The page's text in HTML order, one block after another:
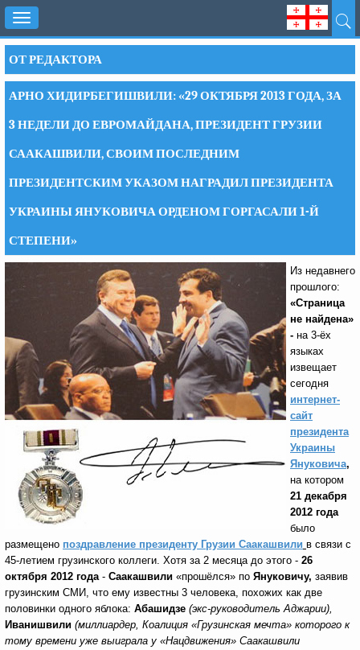
Toggle
navigation
ОТ РЕДАКТОРА
АРНО ХИДИРБЕГИШВИЛИ: «29 ОКТЯБРЯ 2013 ГОДА, ЗА
3 НЕДЕЛИ ДО ЕВРОМАЙДАНА, ПРЕЗИДЕНТ ГРУЗИИ
СААКАШВИЛИ, СВОИМ ПОСЛЕДНИМ
ПРЕЗИДЕНТСКИМ УКАЗОМ НАГРАДИЛ ПРЕЗИДЕНТА
УКРАИНЫ ЯНУКОВИЧА ОРДЕНОМ ГОРГАСАЛИ 1-Й
СТЕПЕНИ»
Из недавнего
прошлого:
«Страница
не найдена»
- на 3-ёх
языках
извещает
сегодня
интернет-
сайт
президента
Украины
Януковича,
на котором
21 декабря
2012 года
было
размещено поздравление президенту Грузии Саакашвили в связи с
45-летием грузинского коллеги. Хотя за 2 месяца до этого - 26
октября 2012 года- Саакашвили «прошёлся» по Януковичу, заявив
грузинским СМИ, что ему известны 3 человека, похожих как две
половинки одного яблока: Абашидзе (экс-руководитель Аджарии),
Иванишвили (миллиардер, Коалиция «Грузинская мечта» которого к
тому времени уже выиграла у «Нацдвижения» Саакашвили